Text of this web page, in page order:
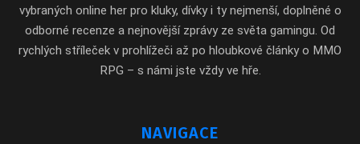
vybraných online her pro kluky, dívky i ty nejmenší, doplněné o
odborné recenze a nejnovější zprávy ze světa gamingu. Od
rychlých stříleček v prohlížeči až po hloubkové články o MMO
RPG – s námi jste vždy ve hře.
NAVIGACE